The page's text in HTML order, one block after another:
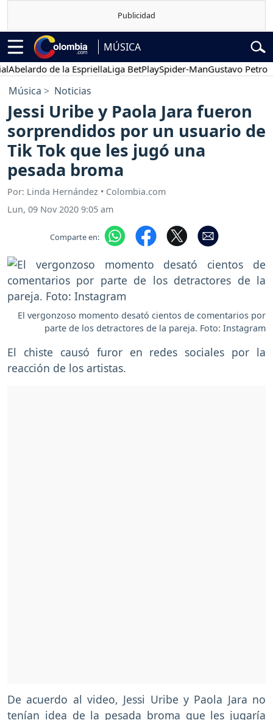
MÚSICA
de la EspriellaLiga BetPlaySpider-ManGustavo Petro
Música Noticias
Jessi Uribe y Paola Jara fueron
sorprendidos por un usuario de
Tik Tok que les jugó una
pesada broma
Por: Linda Hernández • Colombia.com
Lun, 09 Nov 2020 9:05 am
Comparte en:
El vergonzoso momento desató cientos de comentarios por
parte de los detractores de la pareja. Foto: Instagram
El chiste causó furor en redes sociales por la
reacción de los artistas.
De acuerdo al video, Jessi Uribe y Paola Jara no
tenían idea de la pesada broma que les jugaría